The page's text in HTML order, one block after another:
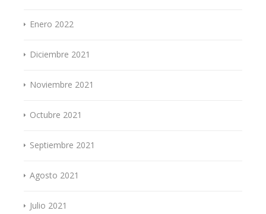
Enero 2022
Diciembre 2021
Noviembre 2021
Octubre 2021
Septiembre 2021
Agosto 2021
Julio 2021